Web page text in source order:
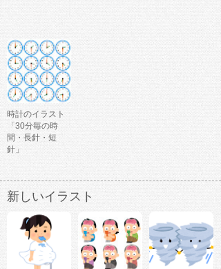
時計のイラスト
「30分毎の時
間・長針・短
針」
新しいイラスト